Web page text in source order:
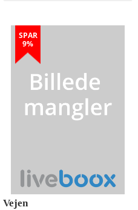
SPAR
9%
Vejen